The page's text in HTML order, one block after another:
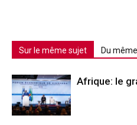
Sur le même sujet Du
Afrique: le